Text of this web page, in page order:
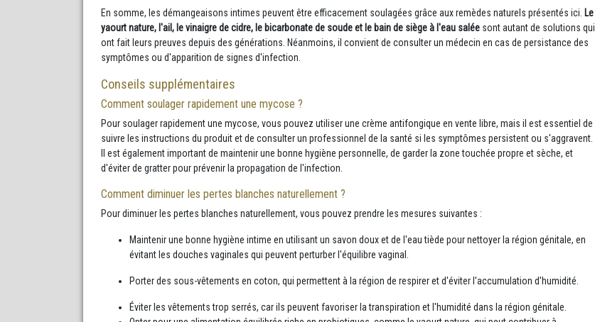
En somme, les démangeaisons intimes peuvent être efficacement soulagées grâce aux remèdes naturels présentés ici. Le
yaourt nature, l'ail, le vinaigre de cidre, le bicarbonate de soude et le bain de siège à l'eau salée sont autant de solutions qui
ont fait leurs preuves depuis des générations. Néanmoins, il convient de consulter un médecin en cas de persistance des
symptômes ou d'apparition de signes d'infection.
Conseils supplémentaires
Comment soulager rapidement une mycose ?
Pour soulager rapidement une mycose, vous pouvez utiliser une crème antifongique en vente libre, mais il est essentiel de
suivre les instructions du produit et de consulter un professionnel de la santé si les symptômes persistent ou s'aggravent.
Il est également important de maintenir une bonne hygiène personnelle, de garder la zone touchée propre et sèche, et
d'éviter de gratter pour prévenir la propagation de l'infection.
Comment diminuer les pertes blanches naturellement ?
Pour diminuer les pertes blanches naturellement, vous pouvez prendre les mesures suivantes :
Maintenir une bonne hygiène intime en utilisant un savon doux et de l'eau tiède pour nettoyer la région génitale, en
évitant les douches vaginales qui peuvent perturber l'équilibre vaginal.
Porter des sous-vêtements en coton, qui permettent à la région de respirer et d'éviter l'accumulation d'humidité.
Éviter les vêtements trop serrés, car ils peuvent favoriser la transpiration et l'humidité dans la région génitale.